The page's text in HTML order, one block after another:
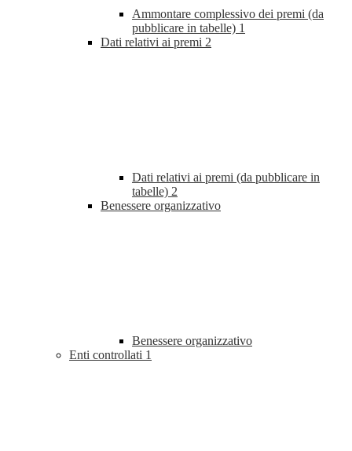
Ammontare complessivo dei premi (da
pubblicare in tabelle) 1
Dati relativi ai premi 2
Dati relativi ai premi (da pubblicare in
tabelle) 2
Benessere organizzativo
Benessere organizzativo
Enti controllati 1